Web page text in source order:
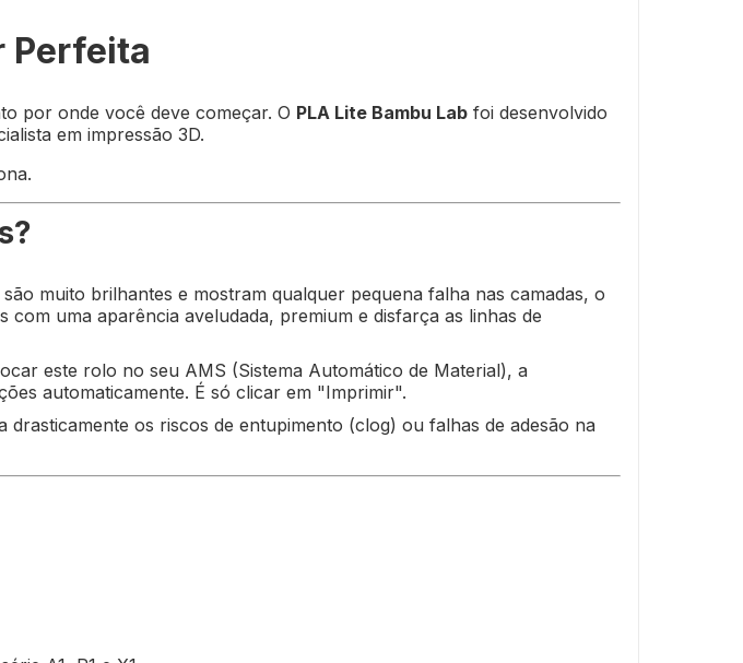
Perfeita
por onde você deve começar. O PLA Lite Bambu Lab foi desenvolvido
em impressão 3D.
muito brilhantes e mostram qualquer pequena falha nas camadas, o
com uma aparência aveludada, premium e disfarça as linhas de
este rolo no seu AMS (Sistema Automático de Material), a
automaticamente. É só clicar em "Imprimir".
os riscos de entupimento (clog) ou falhas de adesão na